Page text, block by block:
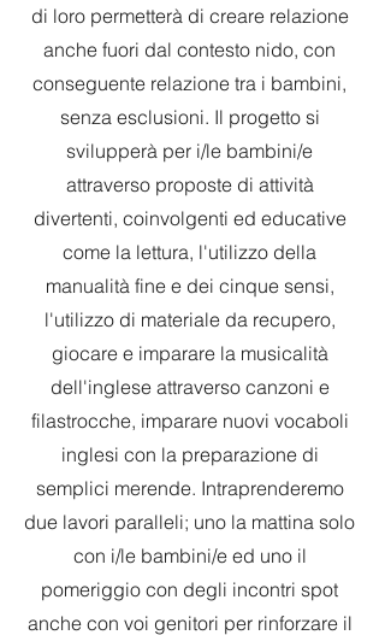
di loro permetterà di creare relazione
anche fuori dal contesto nido, con
conseguente relazione tra i bambini,
senza esclusioni. Il progetto si
svilupperà per i/le bambini/e
attraverso proposte di attività
divertenti, coinvolgenti ed educative
come la lettura, l'utilizzo della
manualità fine e dei cinque sensi,
l'utilizzo di materiale da recupero,
giocare e imparare la musicalità
dell'inglese attraverso canzoni e
filastrocche, imparare nuovi vocaboli
inglesi con la preparazione di
semplici merende. Intraprenderemo
due lavori paralleli; uno la mattina solo
con i/le bambini/e ed uno il
pomeriggio con degli incontri spot
anche con voi genitori per rinforzare il